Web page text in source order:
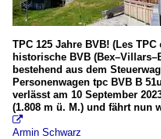
TPC 125 Jahre BVB! (Les
historische BVB
bestehend aus dem
Personenwagen tpc BVB B
verlässt am 10 September
(1.808 m ü. M.) und fährt nun

Armin Schwarz